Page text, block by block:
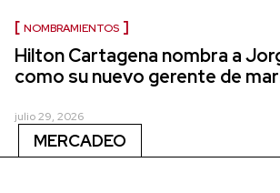
NOMBRAMIENTOS
Hilton Cartagena nombra a
como su nuevo gerente de
julio 29, 2026
MERCADEO